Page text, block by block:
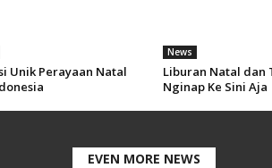
Unik Perayaan Natal
News
Liburan Natal dan
Nginap Ke Sini Aja
EVEN MORE NEWS